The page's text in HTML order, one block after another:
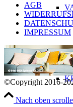
AGB
IMPRESSUM
©Copyright 2016-
Nach oben